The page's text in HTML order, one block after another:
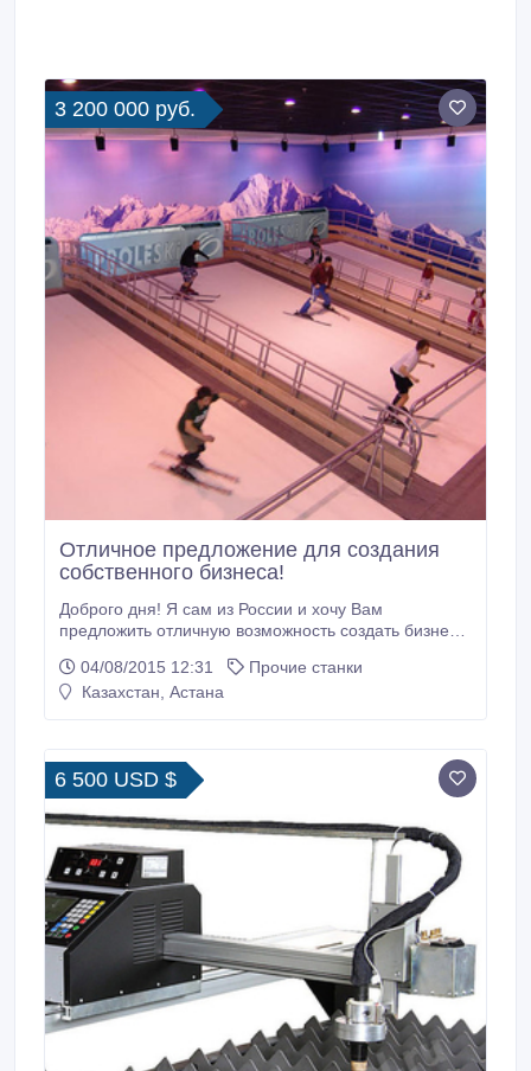
3 200 000 руб.
Отличное предложение для создания
собственного бизнеса!
Доброго дня! Я сам из России и хочу Вам
предложить отличную возможность создать бизнес в
являюсь владельцем двух горнолыжных тренажеров
Proleski Pro 3, каждый тренажер в отличном
заниматься этим бизнесом, я продаю эти
тренажеры.
04/08/2015 12:31
Прочие станки
Казахстан, Астана
6 500 USD $